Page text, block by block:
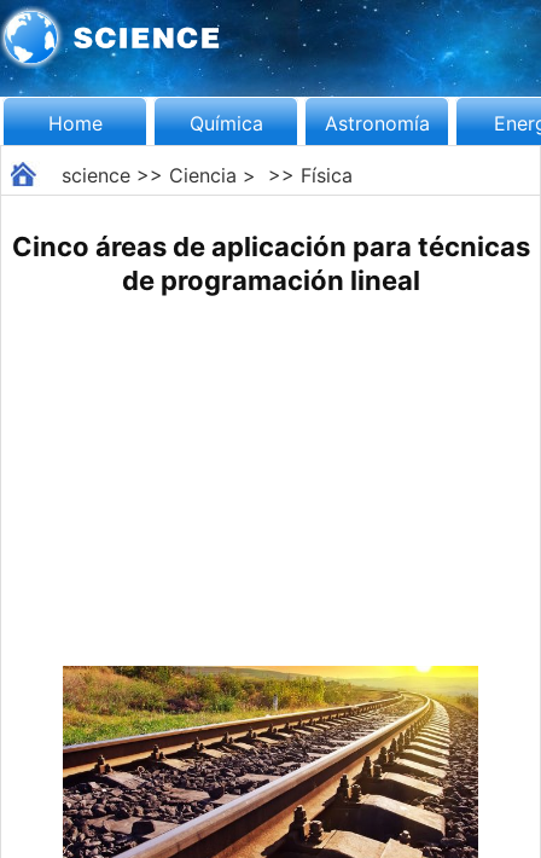
Home Química Astronomía
science>> Ciencia > >> Física
Cinco áreas de aplicación para técnicas
de programación lineal